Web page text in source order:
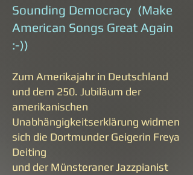
Sounding Democracy (Make
American Songs Great Again
:-))
Zum Amerikajahr in Deutschland
und dem 250. Jubiläum der
amerikanischen
Unabhängigkeitserklärung widmen
sich die Dortmunder Geigerin Freya
Deiting
und der Münsteraner Jazzpianist